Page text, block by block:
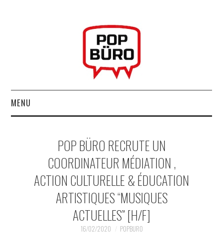
MENU
MUSIQUESACTUELLES.NET
GABBA GABBA HEY !
LES LABELS
POP BÜRO RECRUTE UN
COORDINATEUR MÉDIATION ,
ACTION CULTURELLE & ÉDUCATION
ARTISTIQUES “MUSIQUES
ACTUELLES” [H/F]
16/02/2020 POPBURO